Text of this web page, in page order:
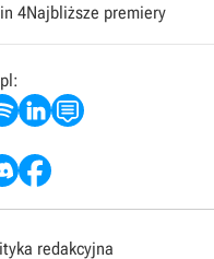
4Najbliższe premiery
redakcyjna